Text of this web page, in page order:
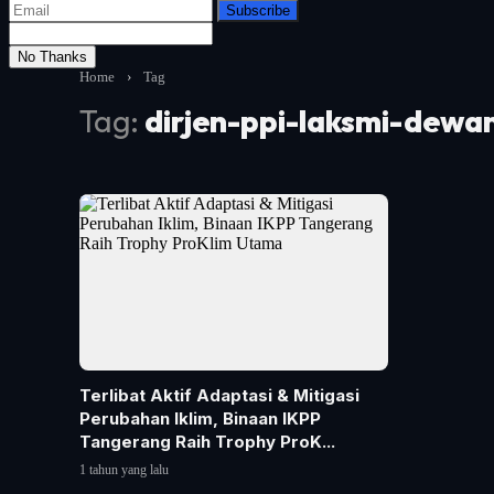
Subscribe
No Thanks
Home
› Tag
Tag: dirjen-ppi-laksmi-
Terlibat Aktif Adaptasi & Mitigasi
Perubahan Iklim, Binaan IKPP
Tangerang Raih Trophy ProK...
1 tahun yang lalu